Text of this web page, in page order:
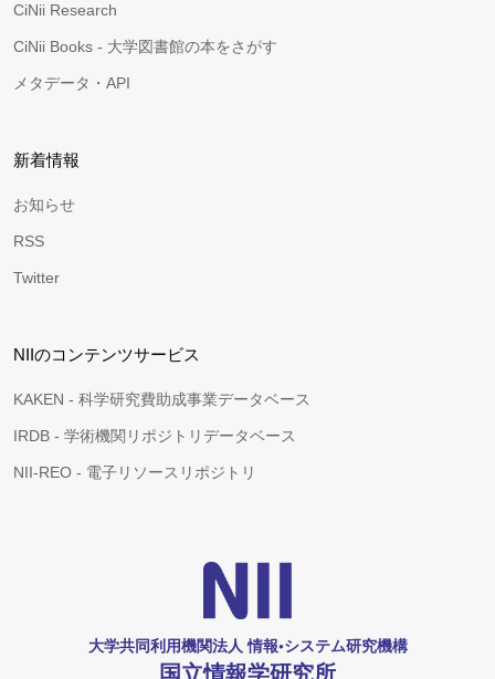
CiNii Research
CiNii Books - 大学図書館の本をさがす
メタデータ・API
新着情報
お知らせ
RSS
Twitter
NIIのコンテンツサービス
KAKEN - 科学研究費助成事業データベース
IRDB - 学術機関リポジトリデータベース
NII-REO - 電子リソースリポジトリ
大学共同利用機関法人 情報•システム研究機構
国立情報学研究所